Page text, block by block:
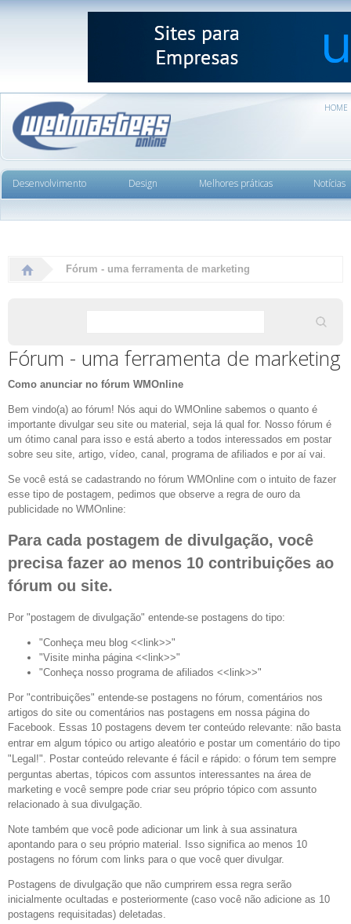
HOME
Desenvolvimento Design Melhores práticas Notícias
Fórum - uma ferramenta de marketing
Fórum - uma ferramenta de marketing
Como anunciar no fórum WMOnline
Bem vindo(a) ao fórum! Nós aqui do WMOnline sabemos o quanto é
importante divulgar seu site ou material, seja lá qual for. Nosso fórum é
um ótimo canal para isso e está aberto a todos interessados em postar
sobre seu site, artigo, vídeo, canal, programa de afiliados e por aí vai.
Se você está se cadastrando no fórum WMOnline com o intuito de fazer
esse tipo de postagem, pedimos que observe a regra de ouro da
publicidade no WMOnline:
Para cada postagem de divulgação, você
precisa fazer ao menos 10 contribuições ao
fórum ou site.
Por "postagem de divulgação" entende-se postagens do tipo:
"Conheça meu blog <<link>>"
"Visite minha página <<link>>"
"Conheça nosso programa de afiliados <<link>>"
Por "contribuições" entende-se postagens no fórum, comentários nos
artigos do site ou comentários nas postagens em nossa página do
Facebook. Essas 10 postagens devem ter conteúdo relevante: não basta
entrar em algum tópico ou artigo aleatório e postar um comentário do tipo
"Legal!". Postar conteúdo relevante é fácil e rápido: o fórum tem sempre
perguntas abertas, tópicos com assuntos interessantes na área de
marketing e você sempre pode criar seu próprio tópico com assunto
relacionado à sua divulgação.
Note também que você pode adicionar um link à sua assinatura
apontando para o seu próprio material. Isso significa ao menos 10
postagens no fórum com links para o que você quer divulgar.
Postagens de divulgação que não cumprirem essa regra serão
inicialmente ocultadas e posteriormente (caso você não adicione as 10
postagens requisitadas) deletadas.